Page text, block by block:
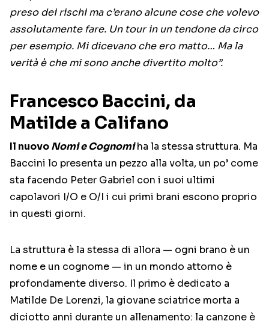
preso dei rischi ma c’erano alcune cose che volevo
assolutamente fare. Un tour in un tendone da circo
per esempio. Mi dicevano che ero matto… Ma la
verità è che mi sono anche divertito molto”.
Francesco Baccini, da
Matilde a Califano
Il nuovoNomi e Cognomiha la stessa struttura. Ma
Baccini lo presenta un pezzo alla volta, un po’ come
sta facendo Peter Gabriel con i suoi ultimi
capolavori I/O e O/I i cui primi brani escono proprio
in questi giorni.
La struttura è la stessa di allora — ogni brano è un
nome e un cognome — in un mondo attorno è
profondamente diverso. Il primo è dedicato a
Matilde De Lorenzi, la giovane sciatrice morta a
diciotto anni durante un allenamento: la canzone è